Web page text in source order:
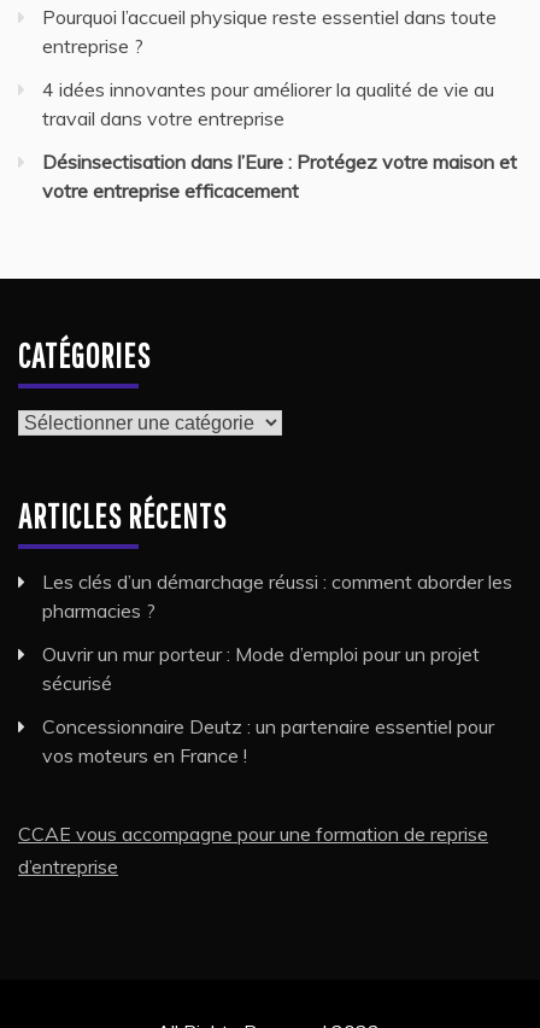
Pourquoi l’accueil physique reste essentiel dans toute
entreprise ?
4 idées innovantes pour améliorer la qualité de vie au
travail dans votre entreprise
Désinsectisation dans l’Eure : Protégez votre maison et
votre entreprise efficacement
CATÉGORIES
Catégories
ARTICLES RÉCENTS
Les clés d’un démarchage réussi : comment aborder les
pharmacies ?
Ouvrir un mur porteur : Mode d’emploi pour un projet
sécurisé
Concessionnaire Deutz : un partenaire essentiel pour
vos moteurs en France !
CCAE vous accompagne pour une formation de reprise
d’entreprise